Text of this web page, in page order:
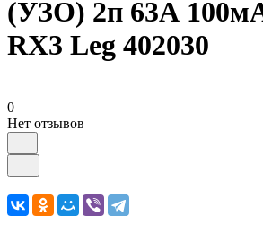
(УЗО) 2п 63А
RX3 Leg 402030
0
Нет отзывов